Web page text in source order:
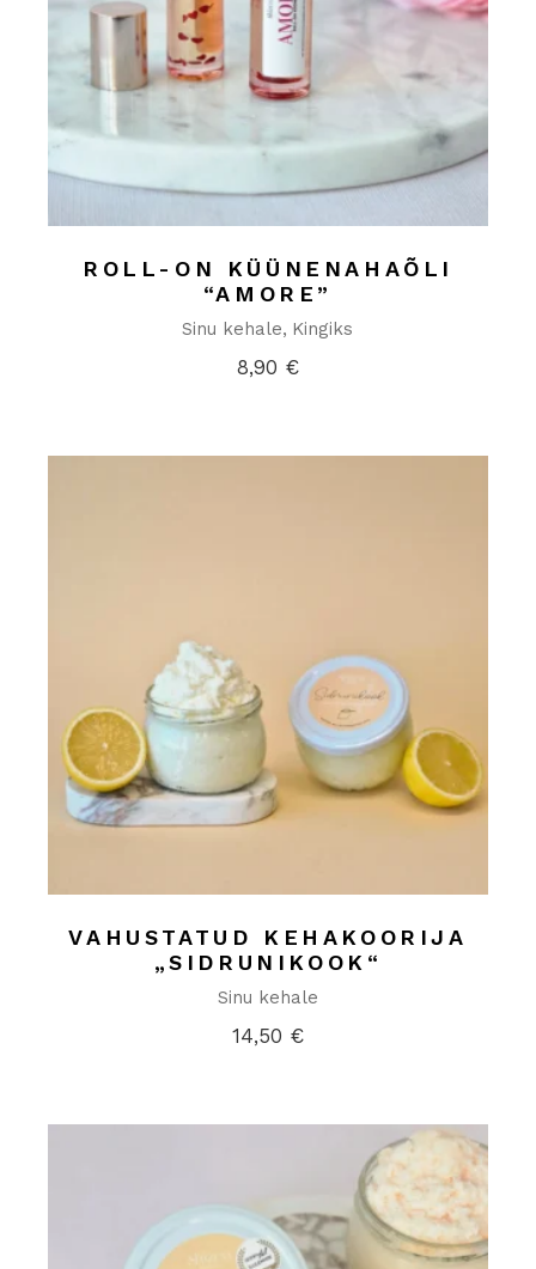
ROLL-ON KÜÜNENAHAÕLI
“AMORE”
Sinu kehale Kingiks
8,90 €
VAHUSTATUD KEHAKOORIJA
„SIDRUNIKOOK“
Sinu kehale
14,50 €